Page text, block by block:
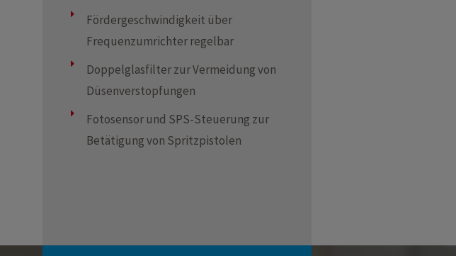
Fördergeschwindigkeit über
Frequenzumrichter regelbar
Doppelglasfilter zur Vermeidung von
Düsenverstopfungen
Fotosensor und SPS-Steuerung zur
Betätigung von Spritzpistolen